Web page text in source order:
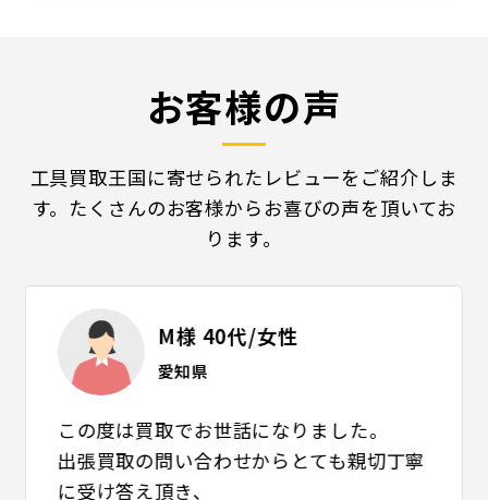
お客様の声
工具買取王国に寄せられたレビューをご紹介しま
す。 たくさんのお客様からお喜びの声を頂いてお
ります。
M様 40代/女性
愛知県
この度は買取でお世話になりました。
出張買取の問い合わせからとても親切丁寧
に受け答え頂き、